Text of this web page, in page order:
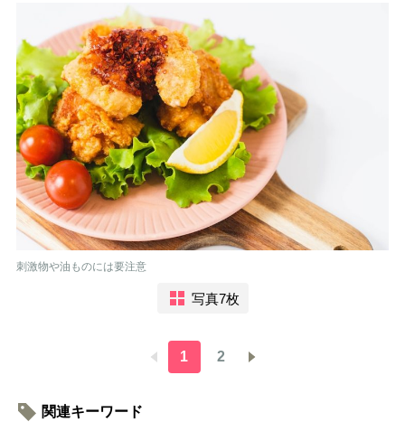
刺激物や油ものには要注意
写真7枚
1 2
関連キーワード